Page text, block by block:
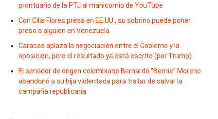
prontuario de la PTJ al manicomio de YouTube
Con Cilia Flores presa en EE.UU., su sobrino puede poner
preso a alguien en Venezuela
Caracas aplaza la negociación entre el Gobierno y la
oposición, pero el resultado ya está escrito (por Trump)
El senador de origen colombiano Bernardo “Bernie” Moreno
abandonó a su hija violentada para tratar de salvar la
campaña republicana